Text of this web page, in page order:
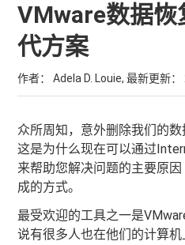
VMware数据恢
代方案
作者： Adela D. Louie, 最新更新：
众所周知，意外删除我们的数
这是为什么现在可以通过
来帮助您解决问题的主要原因
成的方式。
最受欢迎的工具之一是
说有很多人也在他们的计算